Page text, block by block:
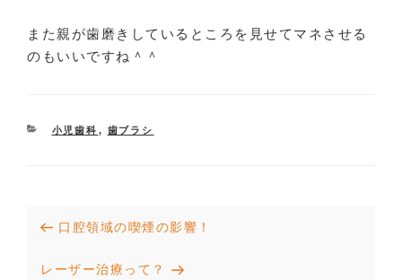
また親が歯磨きしているところを見せてマネさせる
のもいいですね＾＾
CATEGORIES
小児歯科 , 歯ブラシ
投
Previous
口腔領域の喫煙の影響！
Next
レーザー治療って？